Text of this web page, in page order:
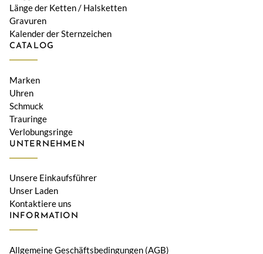
Länge der Ketten / Halsketten
Gravuren
Kalender der Sternzeichen
CATALOG
Marken
Uhren
Schmuck
Trauringe
Verlobungsringe
UNTERNEHMEN
Unsere Einkaufsführer
Unser Laden
Kontaktiere uns
INFORMATION
Allgemeine Geschäftsbedingungen (AGB)